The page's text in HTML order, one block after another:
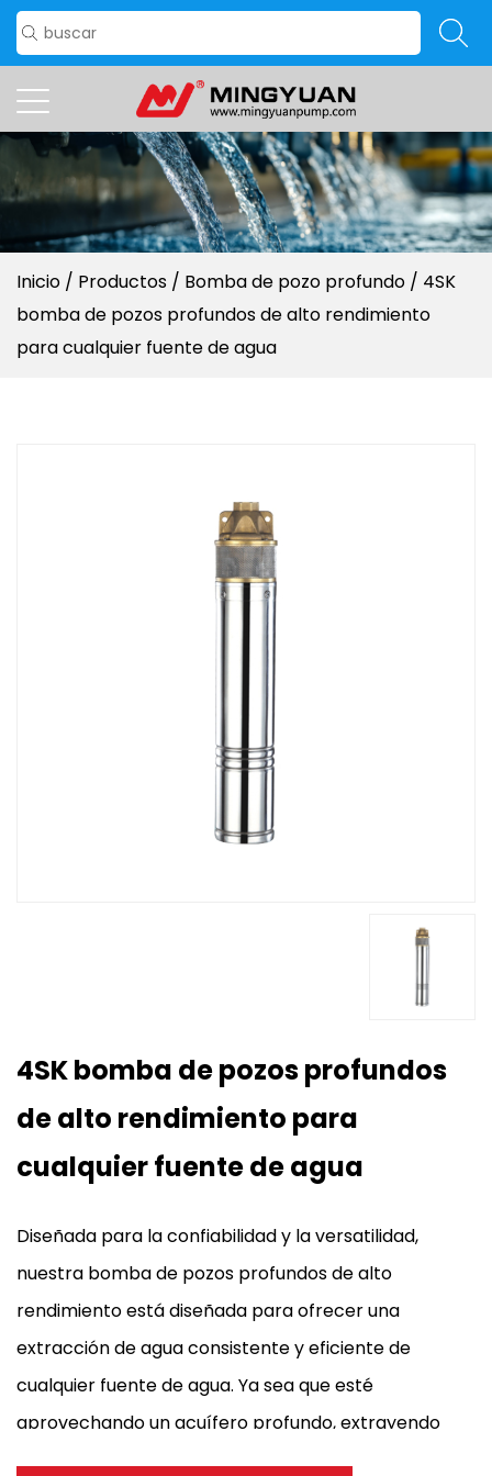
Inicio / Productos / Bomba de pozo profundo / 4SK
bomba de pozos profundos de alto rendimiento
para cualquier fuente de agua
4SK bomba de pozos profundos
de alto rendimiento para
cualquier fuente de agua
Diseñada para la confiabilidad y la versatilidad,
nuestra bomba de pozos profundos de alto
rendimiento está diseñada para ofrecer una
extracción de agua consistente y eficiente de
cualquier fuente de agua. Ya sea que esté
aprovechando un acuífero profundo, extrayendo
de un pozo remoto o suministrando agua a un